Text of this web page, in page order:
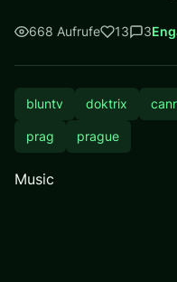
668 Aufrufe 13 3
bluntv doktrix
prag prague
Music